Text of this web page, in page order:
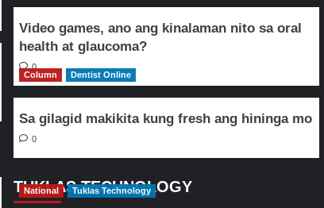
Video games, ano ang kinalaman nito sa oral
health at glaucoma?
0
Column
Dentist Online
Sa gilagid makikita kung fresh ang hininga mo
0
TUKLAS TECHNOLOGY
National Tuklas Technology